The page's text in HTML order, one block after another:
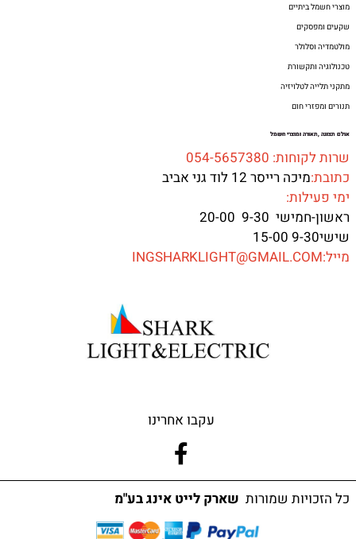
מוצרי חשמל ביתיים
שקעים ומפסקים
מולטמדיה וסלולר
טכנולוגיה ותקשורת
מתקני תלייה לטלויזיה
תנורים ומפזרי חום
אולם תצוגה ,תאורה ומוצרי חשמל
שרות לקוחות: 054-5657380
כתובת:מיכה רייסר 12 לוד גני אביב
ימי פעילות:
ראשון-חמישי 9-30 20-00
שישי9-30 15-00
מייל:INGSHARKLIGHT@GMAIL.COM
עקבו אחרינו
כל הזכויות שמורות שארק לייט אינג בע"מ